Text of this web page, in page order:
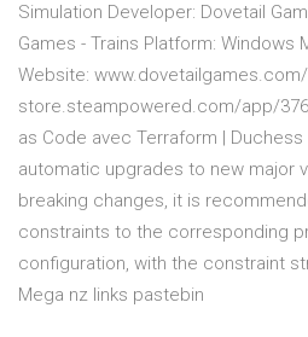
Simulation Developer: Dovetail
Games - Trains Platform: Windows
Website:
store.steampowered.com/app/
as Code avec Terraform | Duchess
automatic upgrades to new major
breaking changes, it is
constraints to the corresponding
configuration, with the constraint
Mega nz links pastebin